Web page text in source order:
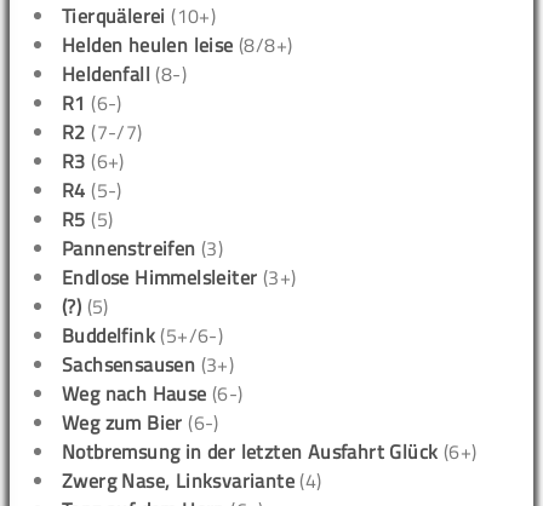
Tierquälerei (10+)
Helden heulen leise (8/8+)
Heldenfall (8-)
R1 (6-)
R2 (7-/7)
R3 (6+)
R4 (5-)
R5 (5)
Pannenstreifen (3)
Endlose Himmelsleiter (3+)
(?) (5)
Buddelfink (5+/6-)
Sachsensausen (3+)
Weg nach Hause (6-)
Weg zum Bier (6-)
Notbremsung in der letzten Ausfahrt Glück (6+)
Zwerg Nase, Linksvariante (4)